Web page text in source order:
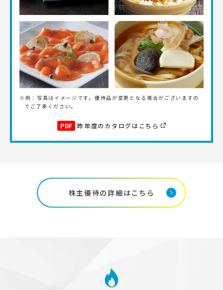
※例：写真はイメージです。優待品が変更となる場合がございますの
でご了承ください。
PDF 昨年度のカタログはこちら
株主優待の詳細はこちら